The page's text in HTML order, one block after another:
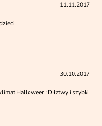
11.11.2017
30.10.2017
Halloween :D łatwy i szybki